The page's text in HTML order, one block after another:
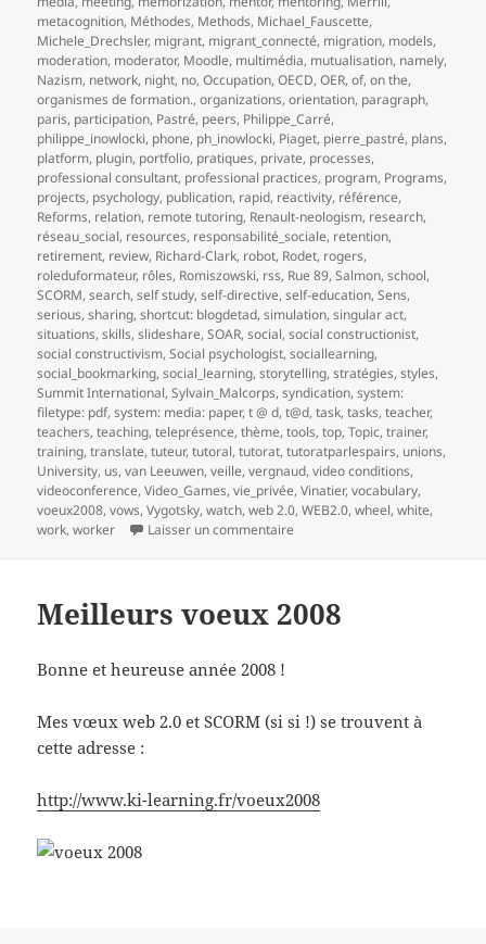
metacognition, Méthodes, Methods, Michael_Fauscette,
Michele_Drechsler, migrant, migrant_connecté, migration, models,
moderation, moderator, Moodle, multimédia, mutualisation, namely,
Nazism, network, night, no,Occupation,OECD,OER,of,on the,
organismes de formation.,organizations,orientation, paragraph,
paris, participation, Pastré, peers, Philippe_Carré,
philippe_inowlocki, phone, ph_inowlocki, Piaget, pierre_pastré, plans,
platform, plugin, portfolio, pratiques, private, processes,
professional consultant, professional practices, program, Programs,
projects, psychology, publication, rapid, reactivity, référence,
Reforms, relation, remote tutoring, Renault-neologism, research,
réseau_social, resources, responsabilité_sociale, retention,
retirement, review, Richard-Clark, robot, Rodet, rogers,
roleduformateur, rôles, Romiszowski, rss, Rue 89,Salmon,school,
SCORM,search,self study,self-directive,self-education,Sens,
serious,sharing,shortcut: blogdetad,simulation,singular act,
situations,skills,slideshare,SOAR,social,social constructionist,
social constructivism,Social psychologist,sociallearning,
social_bookmarking,social_learning,storytelling,stratégies,styles,
Summit International,Sylvain_Malcorps,syndication,system:
filetype: pdf,system: media: paper,t @ d,t@d,task,tasks,teacher,
teachers,teaching,teleprésence,thème,tools,top,Topic,trainer,
training,translate,tuteur,tutoral,tutorat,tutoratparlespairs, unions,
University, us,van Leeuwen,veille,vergnaud,video conditions,
videoconference,Video_Games,vie_privée,Vinatier,vocabulary,
voeux2008,vows,Vygotsky,watch,web 2.0,WEB2.0,wheel,white,
work,worker Laisser un commentaire
Meilleurs voeux 2008
Bonne et heureuse année 2008 !
Mes vœux web 2.0 et SCORM (si si !) se trouvent à
cette adresse :
http://www.ki-learning.fr/voeux2008